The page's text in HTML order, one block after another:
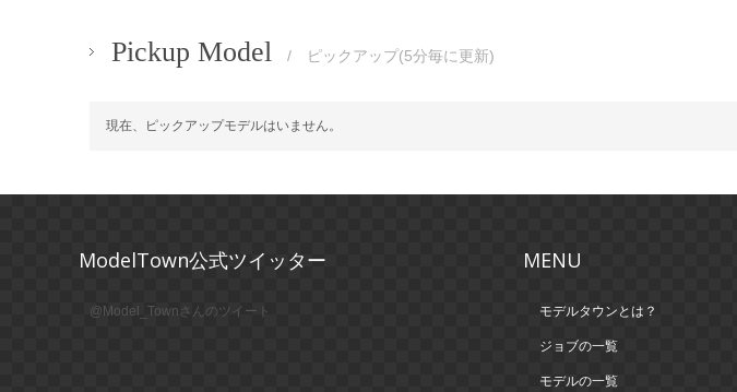
Pickup Model / ピックアップ(5分毎に更新)
現在、ピックアップモデルはいません。
ModelTown公式ツイッター
@Model_Townさんのツイート
MENU
モデルタウンとは？
ジョブの一覧
モデルの一覧